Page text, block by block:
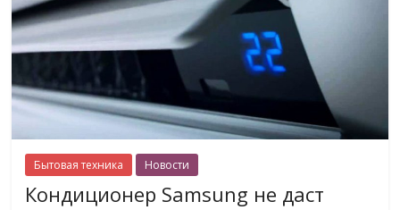
Бытовая техника Новости
Кондиционер Samsung не даст